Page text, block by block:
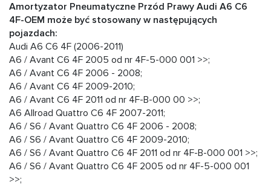
Amortyzator Pneumatyczne Przód Prawy Audi A6 C6
4F-OEM może być stosowany w następujących
pojazdach:
Audi A6 C6 4F (2006-2011)
A6 / Avant C6 4F 2005 od nr 4F-5-000 001 >>;
A6 / Avant C6 4F 2006 - 2008;
A6 / Avant C6 4F 2009-2010;
A6 / Avant C6 4F 2011 od nr 4F-B-000 00 >>;
A6 Allroad Quattro C6 4F 2007-2011;
A6 / S6 / Avant Quattro C6 4F 2006 - 2008;
A6 / S6 / Avant Quattro C6 4F 2009-2010;
A6 / S6 / Avant Quattro C6 4F 2011 od nr 4F-B-000 001 >>;
A6 / S6 / Avant Quattro C6 4F 2005 od nr 4F-5-000 001
>>;